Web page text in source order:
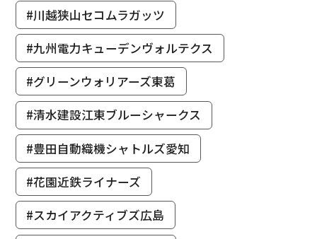
#川越狭山セコムラガッツ
#九州電力キューデンヴォルテクス
#グリーンウォリアーズ東葛
#清水建設江東ブルーシャークス
#豊田自動織機シャトルズ愛知
#花園近鉄ライナーズ
#スカイアクティブズ広島